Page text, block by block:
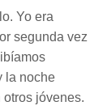
Yo era
segunda vez
la noche
jóvenes.